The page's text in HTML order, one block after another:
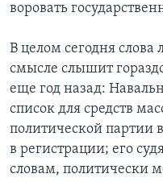
воровать
В целом сегодня
смысле слышит
еще год назад:
список для средств
политической партии
в регистрации; его
словам, политически